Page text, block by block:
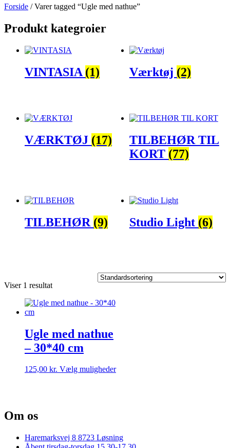
Forside / Varer tagged “Ugle med nathue”
Produkt kategroier
VINTASIA (1) Værktøj (2)
VÆRKTØJ (17)
TILBEHØR TIL
KORT (77)
TILBEHØR (9) Studio Light (6)
Viser 1 resultat
Ugle med nathue
– 30*40 cm
125,00 kr. Vælg mulighederDette
vælges
på
Om os
Haremarksvej 8 8723 Løsning